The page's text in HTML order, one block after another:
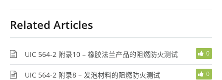
Related Articles
UIC 564-2 附录10 – 橡胶法兰产品的阻燃防火测试 0
UIC 564-2 附录8 – 发泡材料的阻燃防火测试 0